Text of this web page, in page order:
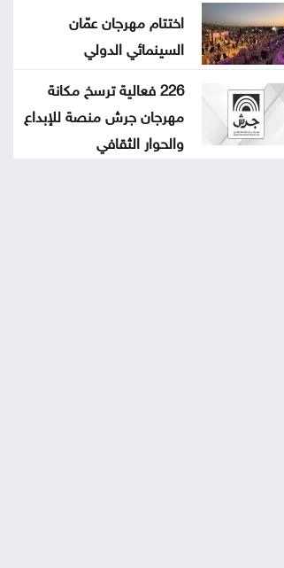
اختتام مهرجان عمّان
السينمائي الدولي
226 فعالية ترسخ مكانة
مهرجان جرش منصة للإبداع
والحوار الثقافي